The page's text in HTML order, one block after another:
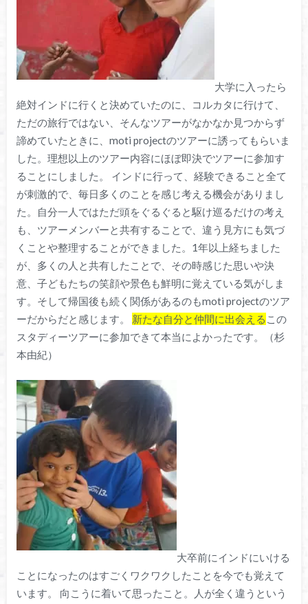
大学に入ったら
絶対インドに行くと決めていたのに、コルカタに行けて、
ただの旅行ではない、そんなツアーがなかなか見つからず
諦めていたときに、moti projectのツアーに誘ってもらいま
した。理想以上のツアー内容にほぼ即決でツアーに参加す
ることにしました。 インドに行って、経験できること全て
が刺激的で、毎日多くのことを感じ考える機会がありまし
た。自分一人ではただ頭をぐるぐると駆け巡るだけの考え
も、ツアーメンバーと共有することで、違う見方にも気づ
くことや整理することができました。1年以上経ちました
が、多くの人と共有したことで、その時感じた思いや決
意、子どもたちの笑顔や景色も鮮明に覚えている気がしま
す。そして帰国後も続く関係があるのもmoti projectのツア
ーだからだと感じます。 新たな自分と仲間に出会える この
スタディーツアーに参加できて本当によかったです。（杉
本由紀）
大卒前にインドにいける
ことになったのはすごくワクワクしたことを今でも覚えて
います。 向こうに着いて思ったこと。人が全く違うという